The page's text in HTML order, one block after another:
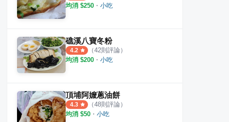
均消 $250 ・ 小吃
礁溪八寶冬粉
4.2 （42則評論）
均消 $200 ・ 小吃
頂埔阿嬤蔥油餅
4.3 （48則評論）
均消 $50 ・ 小吃